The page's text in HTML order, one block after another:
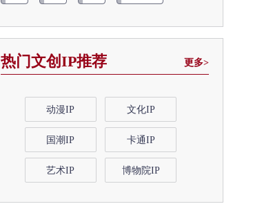
热门文创IP推荐 更多>
动漫IP 文化IP
国潮IP 卡通IP
艺术IP 博物院IP